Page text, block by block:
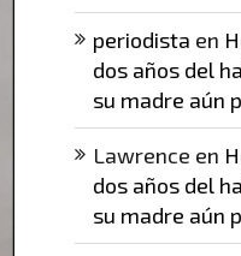
periodista en
dos años del
su madre aún
Lawrence en
dos años del
su madre aún